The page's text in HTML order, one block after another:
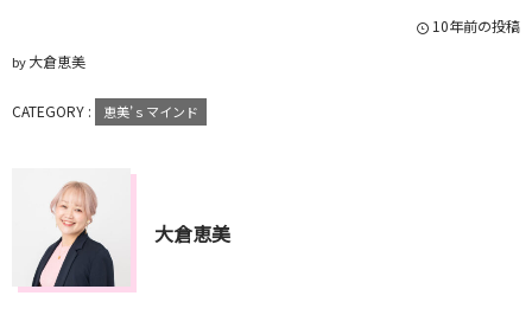
10年前の投稿
by大倉恵美
CATEGORY : 恵美’ｓマインド
大倉恵美